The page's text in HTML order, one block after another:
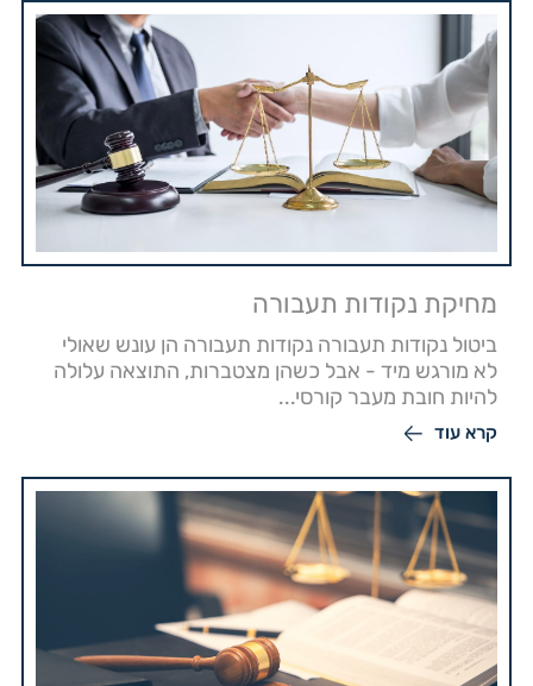
מחיקת נקודות תעבורה
ביטול נקודות תעבורה נקודות תעבורה הן עונש שאולי
לא מורגש מיד - אבל כשהן מצטברות, התוצאה עלולה
להיות חובת מעבר קורסי...
קרא עוד